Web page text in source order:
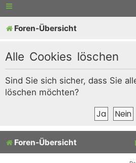
Foren-Übersicht
Alle Cookies löschen
Sind Sie sich sicher, dass Sie
löschen möchten?
Foren-Übersicht